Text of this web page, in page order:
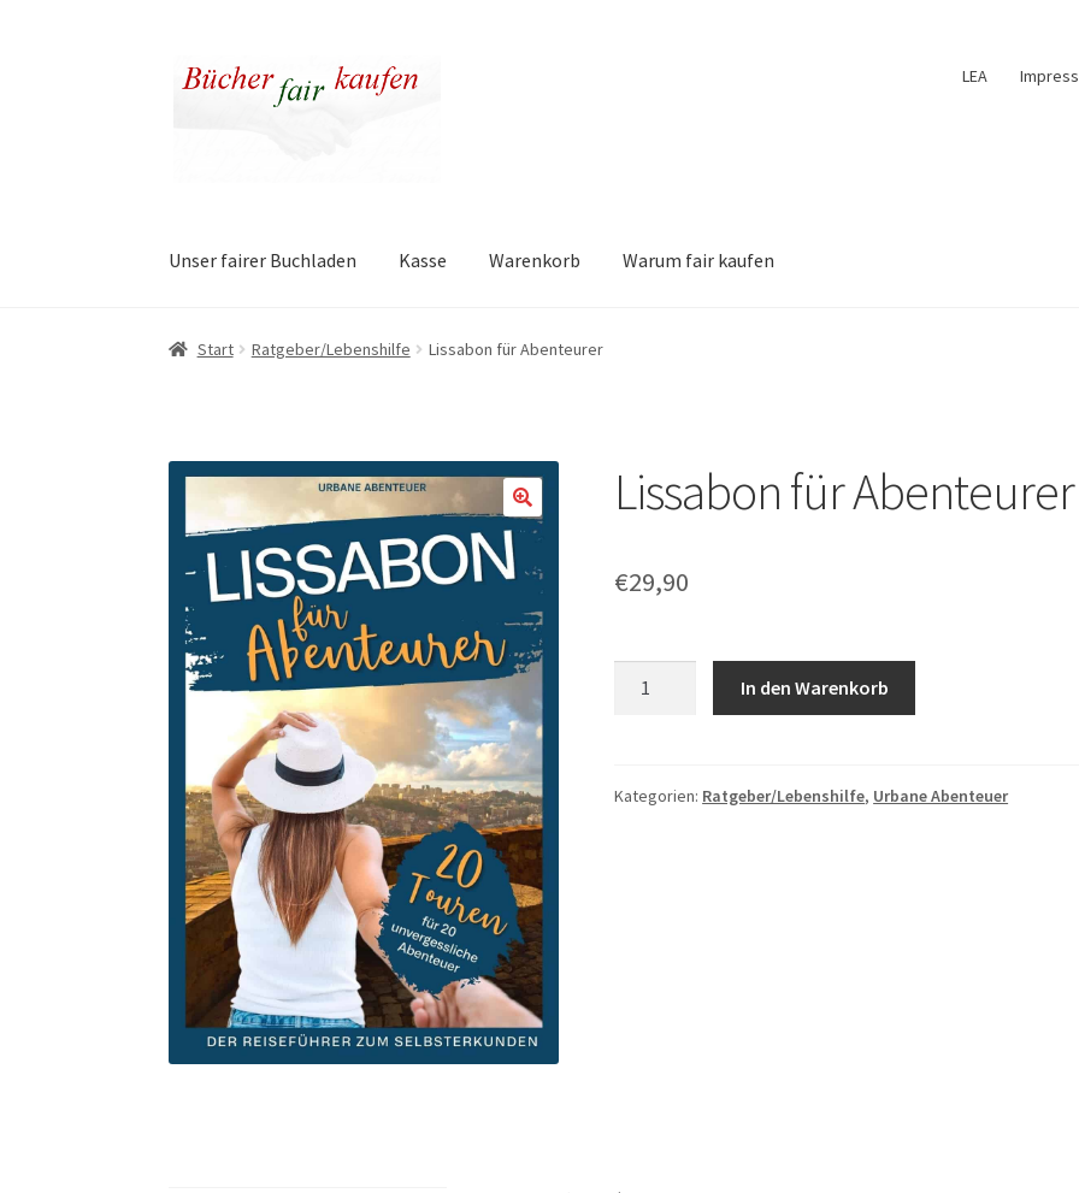
Zur
Navigation
Zum
Inhalt
LEA
Unser fairer Buchladen Kasse Warenkorb Warum fair kaufen
Start Ratgeber/Lebenshilfe Lissabon für Abenteurer
Lissabon für Abenteurer
€29,90
In den Warenkorb
Kategorien: Ratgeber/Lebenshilfe, Urbane Abenteuer